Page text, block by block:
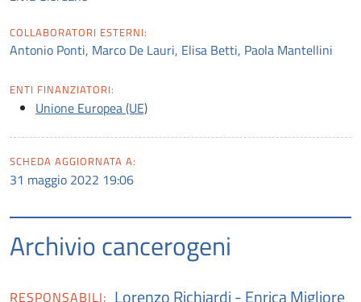
COLLABORATORI ESTERNI:
Antonio Ponti, Marco De Lauri, Elisa Betti, Paola Mantellini
ENTI FINANZIATORI:
Unione Europea (UE)
SCHEDA AGGIORNATA A:
31 maggio 2022 19:06
Archivio cancerogeni
RESPONSABILI: Lorenzo Richiardi-Enrica Migliore